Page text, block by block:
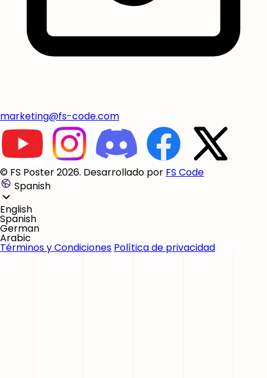
marketing@fs-code.com
© FS Poster 2026. Desarrollado por FS Code
Spanish
English
Spanish
German
Arabic
Términos y Condiciones Política de privacidad